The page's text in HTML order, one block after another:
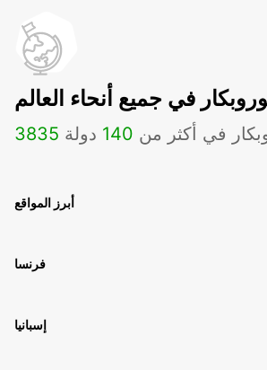
في جميع أنحاء العالم
3835 في أكثر من 140 دولة
أبرز المواقع
فرنسا
إسبانيا